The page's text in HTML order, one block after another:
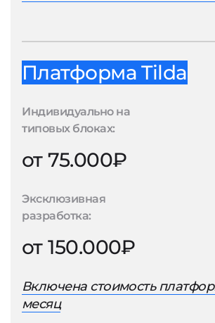
Платформа Tilda
Индивидуально на
типовых блоках:
от 75.000₽
Эксклюзивная
разработка:
от 150.000₽
Включена стоимость
месяц